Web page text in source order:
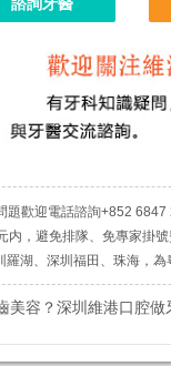
題歡迎電話諮詢+852
内，避免排隊、免專家掛
湖、深圳福田、珠海，為
？深圳維港口腔做牙齒美白技術